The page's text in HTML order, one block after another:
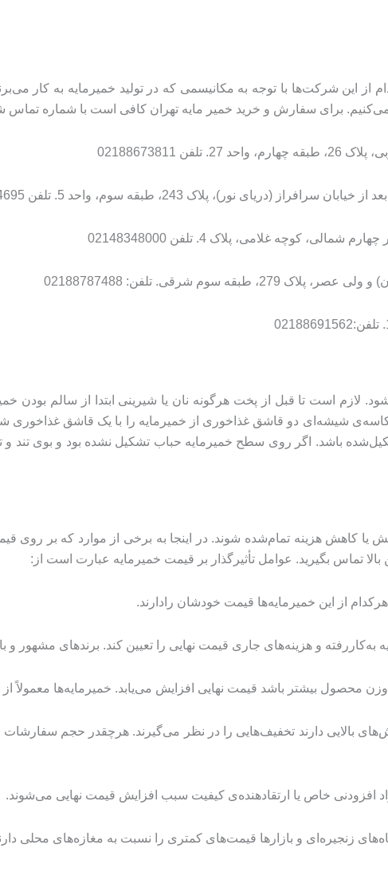
از این شرکت‌ها با توجه به مکانیسمی که در تولید خمیرمایه به کار
می‌کنیم. برای سفارش و خرید خمیر مایه تهران کافی است با شماره
کوچه غلامی، پلاک 4. تلفن 02148348000
لازم است تا قبل از پخت هرگونه نان یا شیرینی ابتدا از سالم
شیشه‌ای دو قاشق غذاخوری از خمیرمایه را با یک قاشق غذاخوری
باشد. اگر روی سطح خمیرمایه حباب تشکیل نشده بود و بوی تند
هزینه تمام‌شده شوند. در اینجا به برخی از موارد که بر روی
تماس بگیرید. عوامل تأثیرگذار بر قیمت خمیرمایه عبارت است از:
از این خمیرمایه‌ها قیمت خودشان رادارند.
به‌کاررفته و هزینه‌های جاری قیمت نهایی را تعیین کند. برندهای مشهور و
قیمت نهایی افزایش می‌یابد. خمیرمایه‌ها معمولاً از وزن 100 گرم الی 2 کیلوگرم موجود
بالایی دارند تخفیف‌هایی را در نظر می‌گیرند. هرچقدر حجم
افزودنی خاص یا ارتقادهنده‌ی کیفیت سبب افزایش قیمت نهایی می‌شوند.
زنجیره‌ای و بازارها قیمت‌های کمتری را نسبت به مغازه‌های محلی